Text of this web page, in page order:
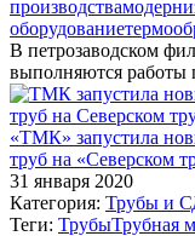
производства
оборудование
В петрозаводском
выполняются работы
«ТМК» запустила
труб на «Северском
31 января 2020
Категория: Трубы и
Теги: ТрубыТрубная